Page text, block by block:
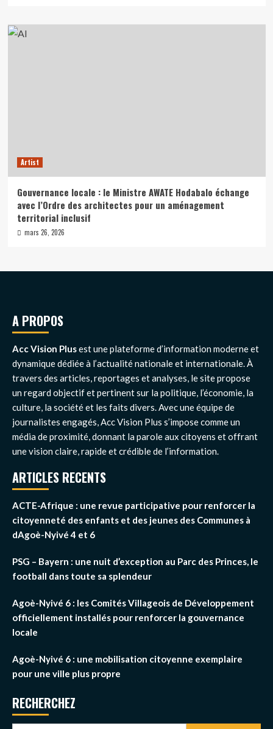
Artist
Gouvernance locale : le Ministre AWATE Hodabalo échange
avec l’Ordre des architectes pour un aménagement
territorial inclusif
mars 26, 2026
A PROPOS
Acc Vision Plusest une plateforme d’information moderne et
dynamique dédiée à l’actualité nationale et internationale. À
travers des articles, reportages et analyses, le site propose
un regard objectif et pertinent sur la politique, l’économie, la
culture, la société et les faits divers. Avec une équipe de
journalistes engagés, Acc Vision Plus s’impose comme un
média de proximité, donnant la parole aux citoyens et offrant
une vision claire, rapide et crédible de l’information.
ARTICLES RECENTS
ACTE-Afrique : une revue participative pour renforcer la
citoyenneté des enfants et des jeunes des Communes à
dAgoè-Nyivé 4 et 6
PSG – Bayern : une nuit d’exception au Parc des Princes, le
football dans toute sa splendeur
Agoè-Nyivé 6 : les Comités Villageois de Développement
officiellement installés pour renforcer la gouvernance
locale
Agoè-Nyivé 6 : une mobilisation citoyenne exemplaire
pour une ville plus propre
RECHERCHEZ